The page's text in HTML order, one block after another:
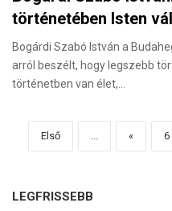
történetében Isten
Bogárdi Szabó István a
arról beszélt, hogy legszebb
történetben van élet,…
Első « 6
LEGFRISSEBB